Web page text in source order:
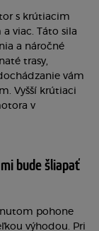
s krútiacim
viac. Táto sila
a náročné
trasy,
vám
Vyšší krútiaci
v
bude šliapať
pohone
výhodou. Pri